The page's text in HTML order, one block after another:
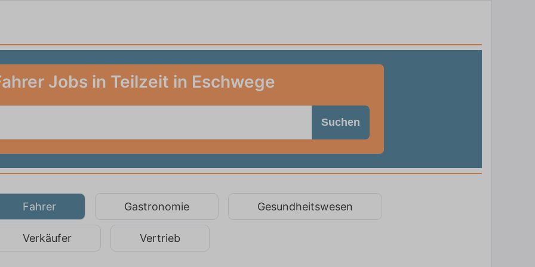
Jobs in Teilzeit in Eschwege
Suchen
Fahrer Gastronomie Gesundheitswesen
Verkäufer Vertrieb